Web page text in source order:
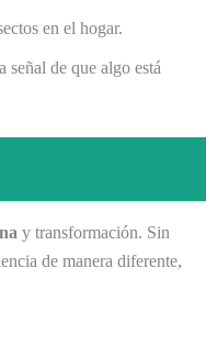
en el hogar.
señal de que algo está
y transformación. Sin
de manera diferente,